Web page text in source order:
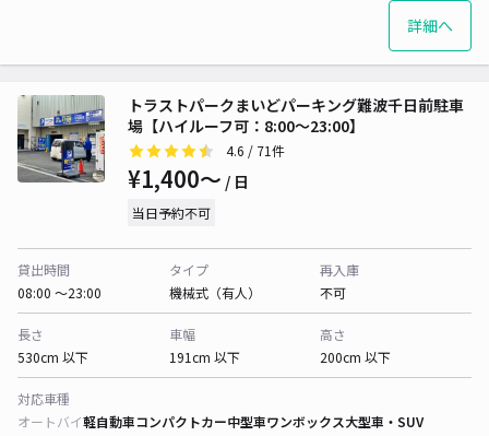
詳細へ
トラストパークまいどパーキング難波千日前駐車
場【ハイルーフ可：8:00～23:00】
4.6 / 71件
¥1,400〜 / 日
当日予約不可
貸出時間
08:00 〜23:00
タイプ
機械式（有人）
再入庫
不可
長さ
530cm 以下
車幅
191cm 以下
高さ
200cm 以下
対応車種
オートバイ軽自動車コンパクトカー中型車ワンボックス大型車・SUV